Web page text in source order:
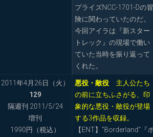
プライズNCC-1701-Dの冒
険に関わっていたのだ。
今回アイラは『新スター
トレック』の現場で働い
ていた当時を振り返って
くれた。
2011年4月26日（火）
129
隔週刊 2011/5/24
増刊
1990円（税込）
悪役・敵役 主人公たち
の前に立ちふさがる、印
象的な悪役・敵役が登場
する3作品を収録。
【ENT】"Borderland"『